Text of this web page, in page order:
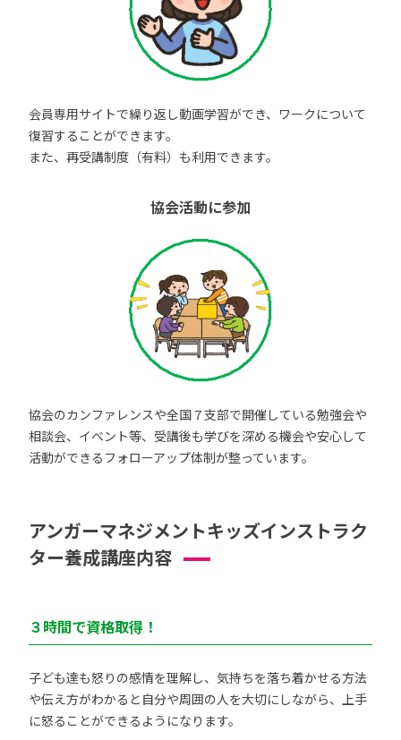
会員専用サイトで繰り返し動画学習ができ、ワークについて
復習することができます。
また、再受講制度（有料）も利用できます。
協会活動に参加
協会のカンファレンスや全国７支部で開催している勉強会や
相談会、イベント等、受講後も学びを深める機会や安心して
活動ができるフォローアップ体制が整っています。
アンガーマネジメントキッズインストラク
ター養成講座内容
３時間で資格取得！
子ども達も怒りの感情を理解し、気持ちを落ち着かせる方法
や伝え方がわかると自分や周囲の人を大切にしながら、上手
に怒ることができるようになります。